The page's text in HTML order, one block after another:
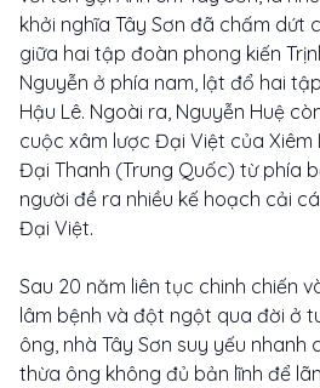
khởi nghĩa Tây Sơn đã chấm dứt
giữa hai tập đoàn phong kiến
Nguyễn ở phía nam, lật đổ hai
Hậu Lê. Ngoài ra, Nguyễn Huệ
cuộc xâm lược Đại Việt của Xiêm
Đại Thanh (Trung Quốc) từ phía
người đề ra nhiều kế hoạch cải
Đại Việt.
Sau 20 năm liên tục chinh chiến
lâm bệnh và đột ngột qua đời ở
ông, nhà Tây Sơn suy yếu nhanh
thừa ông không đủ bản lĩnh để